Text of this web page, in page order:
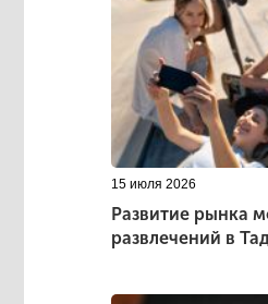
15 июля 2026
Развитие рынка
развлечений в